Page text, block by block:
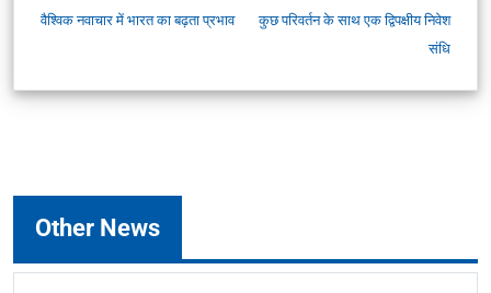
वैश्विक नवाचार में भारत का बढ़ता प्रभाव
कुछ परिवर्तन के साथ एक द्विपक्षीय निवेश
संधि
Other News